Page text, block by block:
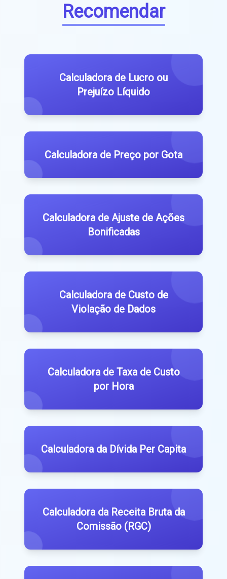
Recomendar
Calculadora de Lucro ou
Prejuízo Líquido
Calculadora de Preço por Gota
Calculadora de Ajuste de Ações
Bonificadas
Calculadora de Custo de
Violação de Dados
Calculadora de Taxa de Custo
por Hora
Calculadora da Dívida Per Capita
Calculadora da Receita Bruta da
Comissão (RGC)